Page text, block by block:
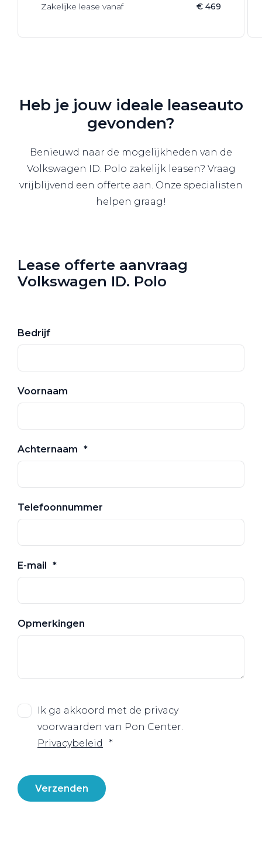
Zakelijke lease vanaf € 469
Heb je jouw ideale leaseauto
gevonden?
Benieuwd naar de mogelijkheden van de
Volkswagen ID. Polo zakelijk leasen? Vraag
vrijblijvend een offerte aan. Onze specialisten
helpen graag!
Lease offerte aanvraag
Volkswagen ID. Polo
Bedrijf
Voornaam
Achternaam
Telefoonnummer
E-mail
Opmerkingen
Ik ga akkoord met de privacy
voorwaarden van Pon Center.
Privacybeleid
Verzenden